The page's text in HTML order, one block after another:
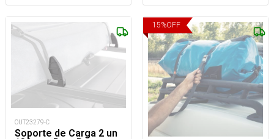
OUT23279-C
Soporte de Carga 2 un
15%OFF